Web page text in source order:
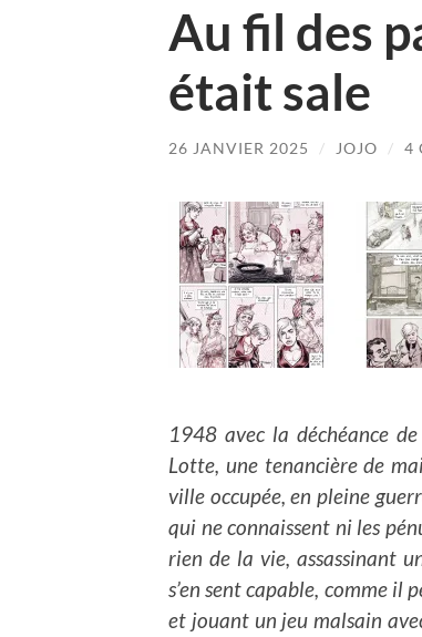
Au fil des
était sale
26 JANVIER 2025 / JOJO / 4
1948 avec la déchéance
Lotte, une tenancière de
ville occupée, en pleine
qui ne connaissent ni les
rien de la vie, assassinant
s’en sent capable, comme il
et jouant un jeu malsain